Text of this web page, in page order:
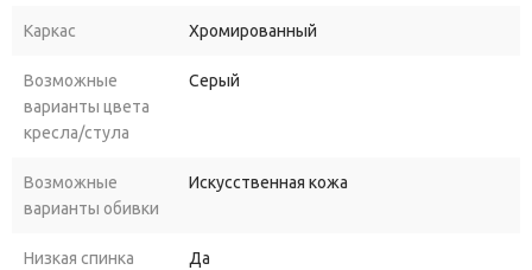
Каркас Хромированный
Возможные
варианты цвета
кресла/стула
Серый
Возможные
варианты обивки
Искусственная кожа
Низкая спинка Да